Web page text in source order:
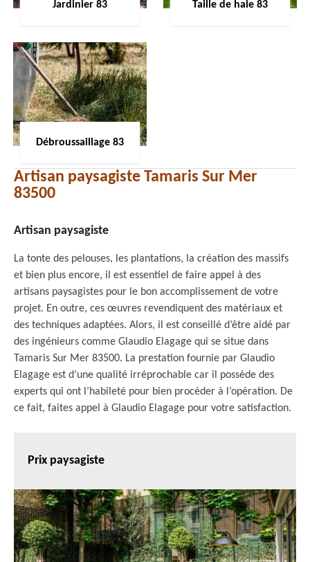
Jardinier 83 Taille de haie 83
Débroussaillage 83
Artisan paysagiste Tamaris Sur Mer
83500
Artisan paysagiste
La tonte des pelouses, les plantations, la création des massifs
et bien plus encore, il est essentiel de faire appel à des
artisans paysagistes pour le bon accomplissement de votre
projet. En outre, ces œuvres revendiquent des matériaux et
des techniques adaptées. Alors, il est conseillé d’être aidé par
des ingénieurs comme Glaudio Elagage qui se situe dans
Tamaris Sur Mer 83500. La prestation fournie par Glaudio
Elagage est d’une qualité irréprochable car il possède des
experts qui ont l’habileté pour bien procéder à l’opération. De
ce fait, faites appel à Glaudio Elagage pour votre satisfaction.
Prix paysagiste